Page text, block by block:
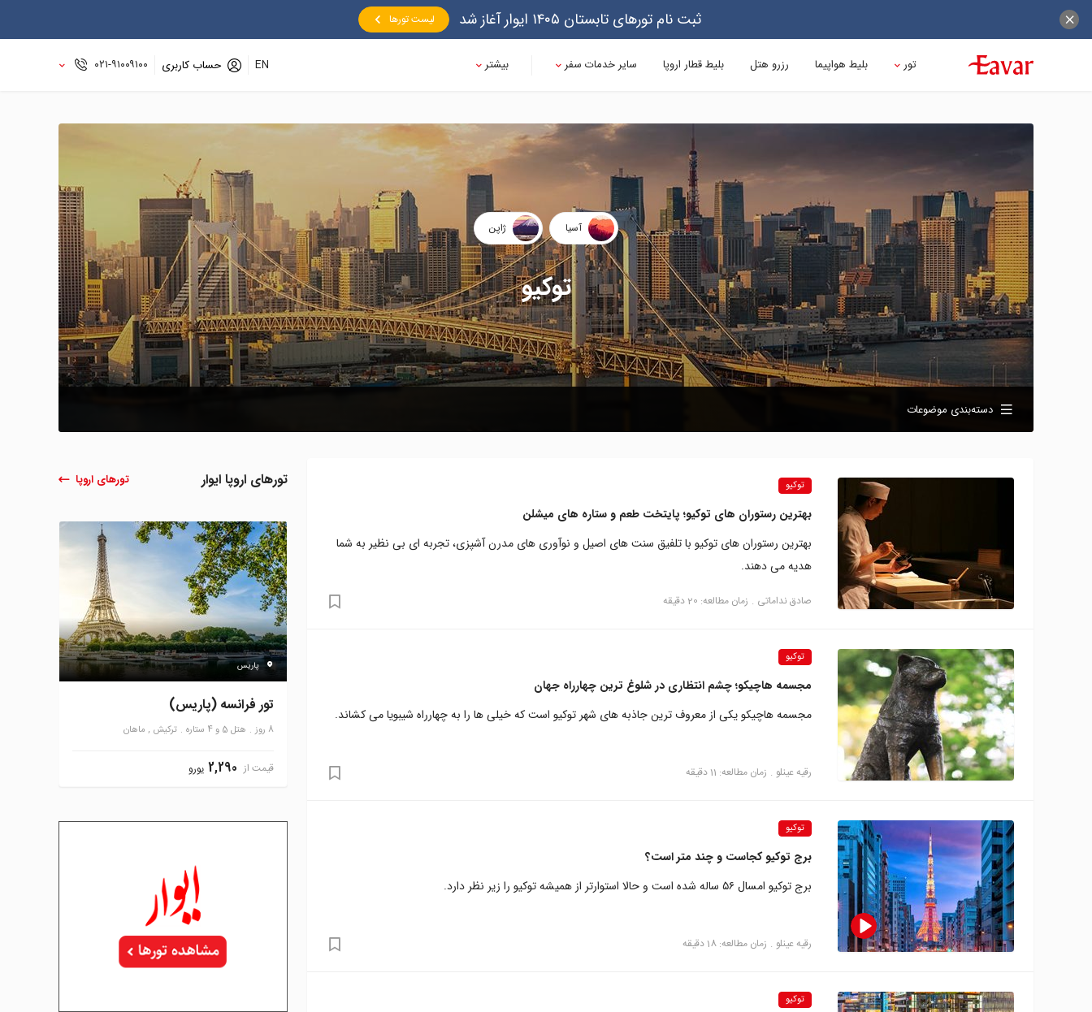
ثبت نام تورهای تابستان ۱۴۰۵ ایوار آغاز شد لیست تورها
تور بلیط هواپیما رزرو هتل بلیط قطار اروپا سایر خدمات سفر بیشتر EN حساب کاربری ۰۲۱-۹۱۰۰۹۱۰۰
آسیا ژاپن
توکیو
دسته‌بندی موضوعات
توکیو
بهترین رستوران‌ های توکیو؛ پایتخت طعم و ستاره‌ های میشلن
بهترین رستوران های توکیو با تلفیق سنت های اصیل و نوآوری های مدرن آشپزی، تجربه ای بی نظیر به شما
هدیه می دهند.
صادق نداماتی زمان مطالعه: 20 دقیقه
توکیو
مجسمه هاچیکو؛ چشم انتظاری در شلوغ ترین چهارراه جهان
مجسمه هاچیکو یکی از معروف ترین جاذبه های شهر توکیو است که خیلی ها را به چهارراه شیبویا می کشاند.
رقیه عینلو زمان مطالعه: 11 دقیقه
توکیو
برج توکیو کجاست و چند متر است؟
برج توکیو امسال ۵۶ ساله شده است و حالا استوارتر از همیشه توکیو را زیر نظر دارد.
رقیه عینلو زمان مطالعه: 18 دقیقه
توکیو
تورهای اروپا ایوار تورهای اروپا
پاریس
تور فرانسه (پاریس)
8 روز هتل 5 و 4 ستاره ترکیش , ماهان
قیمت از 2,290 یورو